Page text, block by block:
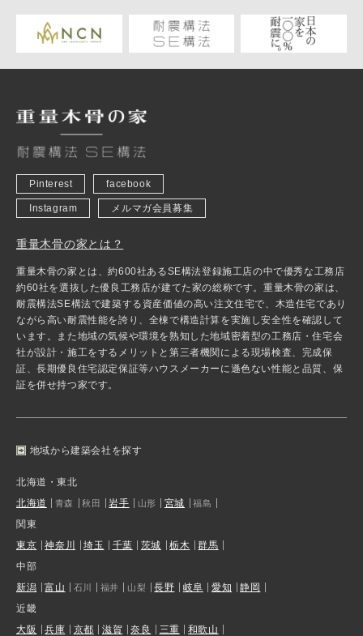
Pinterest facebook
Instagram メルマガ会員募集
重量木骨の家とは？
重量木骨の家とは、約600社あるSE構法登録施工店の中で優秀な工務店
約60社を選抜した優良工務店が建てた家の総称です。重量木骨の家は、
耐震構法SE構法で建築する資産価値の高い注文住宅で、木造住宅であり
ながら高い耐震性能を誇り、全棟で構造計算を実施し安全性を確認して
います。また地域の気候や環境を熟知した地域密着型の工務店・住宅会
社が設計・施工をするメリットと第三者機関による現場検査、完成保
証、長期優良住宅認定保証等ハウスメーカーに遜色ない性能と品質、保
証を併せ持つ家です。
地域から建築会社を探す
北海道・東北
北海道
青森 秋田 岩手 山形 宮城 福島
関東
東京
神奈川 埼玉 千葉 茨城 栃木
群馬
中部
新潟
富山 石川 福井 山梨 長野 岐阜 愛知
静岡
近畿
大阪
兵庫 京都 滋賀 奈良 三重
和歌山